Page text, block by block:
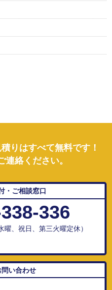
りはすべて無料です！
連絡ください。
・ご相談窓口
336
、祝日、第三火曜定休）
い合わせ